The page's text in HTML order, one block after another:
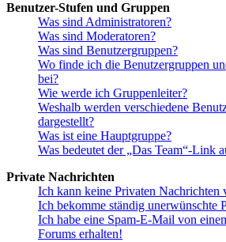
Benutzer-Stufen und Gruppen
Was sind Administratoren?
Was sind Moderatoren?
Was sind Benutzergruppen?
Wo finde ich die Benutzergruppen
bei?
Wie werde ich Gruppenleiter?
Weshalb werden verschiedene
dargestellt?
Was ist eine Hauptgruppe?
Was bedeutet der „Das Team“-Link
Private Nachrichten
Ich kann keine Privaten Nachrichten
Ich bekomme ständig unerwünschte
Ich habe eine Spam-E-Mail von
Forums erhalten!